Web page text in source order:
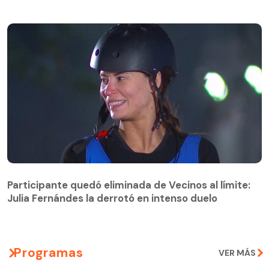
Julia Fernándes la derrotó en intenso duelo
Participante quedó eliminada de Vecinos al límite:
Julia Fernándes la derrotó en intenso duelo
Programas VER MÁS